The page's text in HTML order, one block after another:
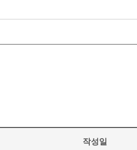
작성일